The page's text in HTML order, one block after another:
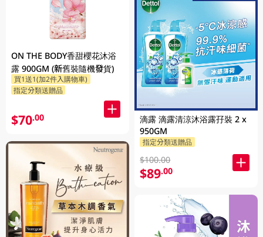
ON THE BODY香甜櫻花沐浴
露 900GM (新舊裝隨機發貨)
買1送1(加2件入購物車)
指定分類送贈品
$70.00
滴露 滴露清涼沐浴露孖裝 2 x
950GM
指定分類送贈品
$100.00
$89.00